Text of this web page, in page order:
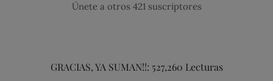
Únete a otros 421 suscriptores
GRACIAS, YA SUMAN!!: 527,260 Lecturas